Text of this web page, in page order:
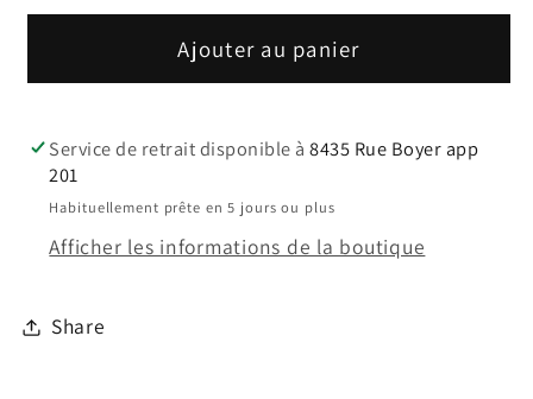
quantité
Revêtement
Game
quantité
de
Revêtement
Game
Ajouter au panier
Service de retrait disponible à8435 Rue Boyer app
201
Habituellement prête en 5 jours ou plus
Afficher les informations de la boutique
Share